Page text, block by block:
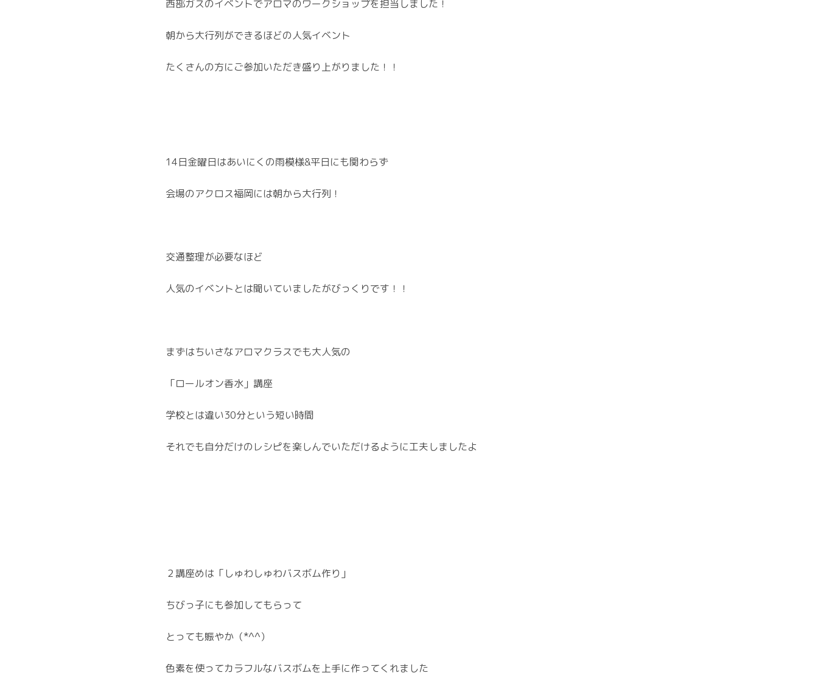
西部ガスのイベントでアロマのワークショップを担当しました！
朝から大行列ができるほどの人気イベント
たくさんの方にご参加いただき盛り上がりました！！
14日金曜日はあいにくの雨模様&平日にも関わらず
会場のアクロス福岡には朝から大行列！
交通整理が必要なほど
人気のイベントとは聞いていましたがびっくりです！！
まずはちいさなアロマクラスでも大人気の
「ロールオン香水」講座
学校とは違い30分という短い時間
それでも自分だけのレシピを楽しんでいただけるように工夫しましたよ
２講座めは「しゅわしゅわバスボム作り」
ちびっ子にも参加してもらって
とっても賑やか（*^^）
色素を使ってカラフルなバスボムを上手に作ってくれました